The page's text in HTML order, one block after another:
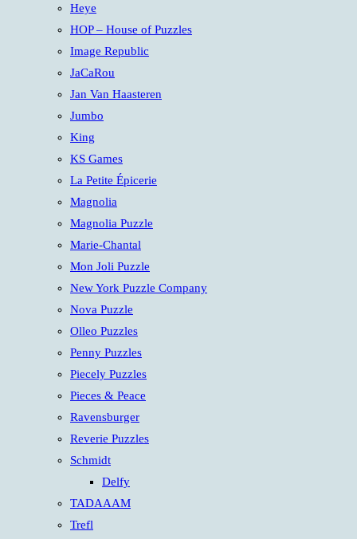
Heye
HOP – House of Puzzles
Image Republic
JaCaRou
Jan Van Haasteren
Jumbo
King
KS Games
La Petite Épicerie
Magnolia
Magnolia Puzzle
Marie-Chantal
Mon Joli Puzzle
New York Puzzle Company
Nova Puzzle
Olleo Puzzles
Penny Puzzles
Piecely Puzzles
Pieces & Peace
Ravensburger
Reverie Puzzles
Schmidt
Delfy
TADAAAM
Trefl